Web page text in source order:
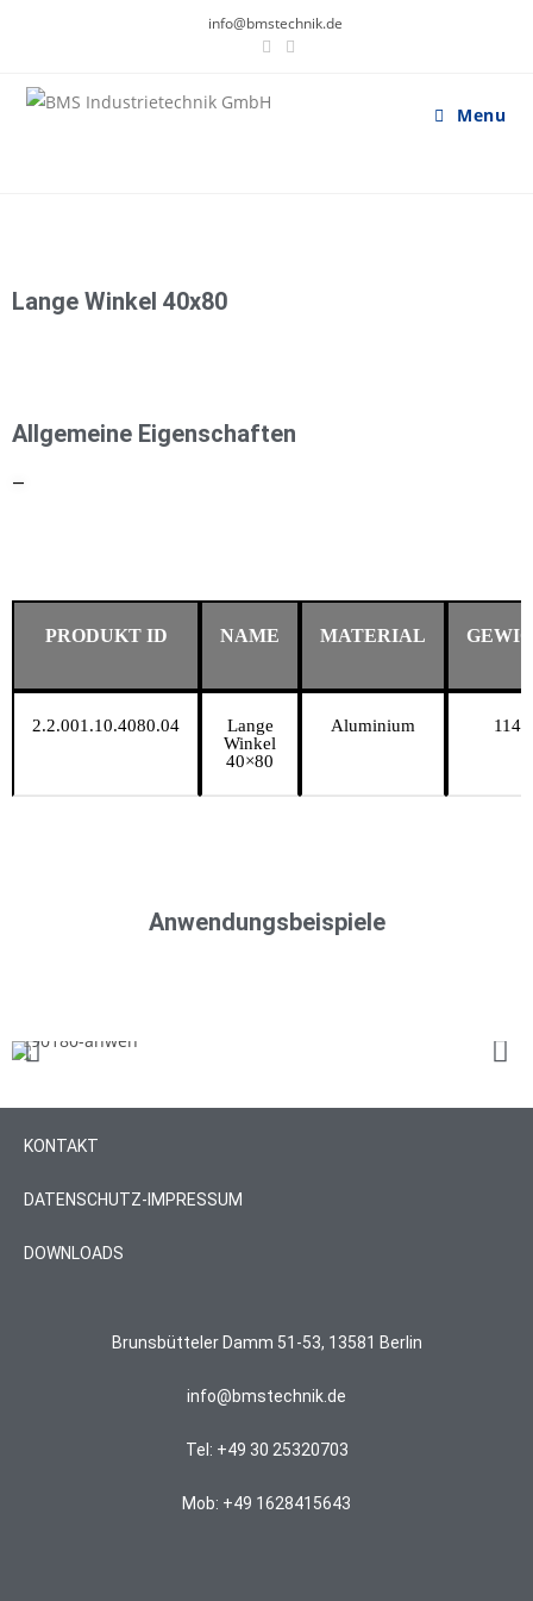
info@bmstechnik.de
Menu
Lange Winkel​ 40x80
Allgemeine Eigenschaften
—
PRODUKT ID NAME MATERIAL
2.2.001.10.4080.04
Lange
Winkel​
40×80
Aluminium 114
Anwendungsbeispiele
KONTAKT
DATENSCHUTZ-IMPRESSUM
DOWNLOADS
Brunsbütteler Damm 51-53, 13581 Berlin
info@bmstechnik.de
Tel: +49 30 25320703
Mob: +49 1628415643